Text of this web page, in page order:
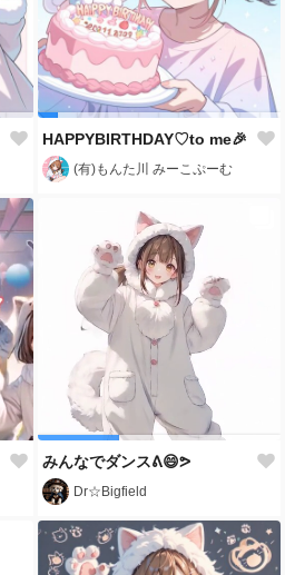
HAPPYBIRTHDAY♡to me🎉
(有)もんた川 みーこぷーむ
みんなでダンスᕕ😄ᕗ
Dr☆Bigfield